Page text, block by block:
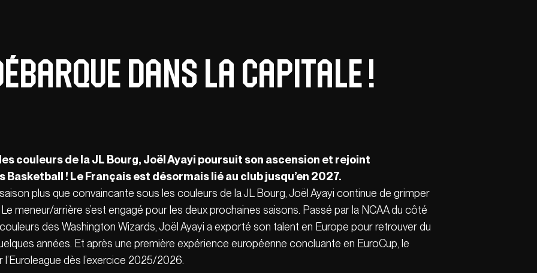
dans la capitale !
couleurs de la JL Bourg, Joël Ayayi poursuit son ascension et rejoint
! Le Français est désormais lié au club jusqu’en 2027.
saison plus que convaincante sous les couleurs de la JL Bourg, Joël Ayayi continue de grimper
meneur/arrière s’est engagé pour les deux prochaines saisons. Passé par la NCAA du côté
des Washington Wizards, Joël Ayayi a exporté son talent en Europe pour retrouver du
années. Et après une première expérience européenne concluante en EuroCup, le
dès l’exercice 2025/2026.